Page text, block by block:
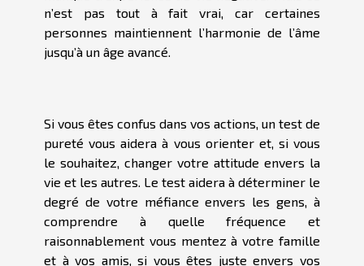
n’est pas tout à fait vrai, car certaines
personnes maintiennent l’harmonie de l’âme
jusqu’à un âge avancé.
Si vous êtes confus dans vos actions, un test de
pureté vous aidera à vous orienter et, si vous
le souhaitez, changer votre attitude envers la
vie et les autres. Le test aidera à déterminer le
degré de votre méfiance envers les gens, à
comprendre à quelle fréquence et
raisonnablement vous mentez à votre famille
et à vos amis, si vous êtes juste envers vos